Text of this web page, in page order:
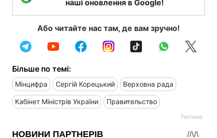
наші оновлення в Google!
Або читайте нас там, де вам зручно!
Більше по темі:
Мінцифра Сергій Корецький Верховна рада
Кабінет Міністрів України Правительство